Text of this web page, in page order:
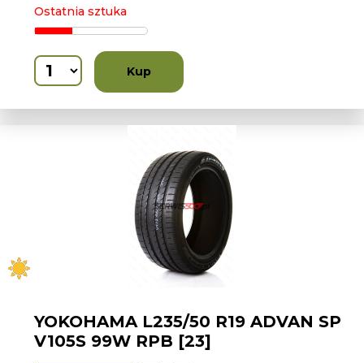
Ostatnia sztuka
Kup
YOKOHAMA L235/50 R19 ADVAN SP
V105S 99W RPB [23]